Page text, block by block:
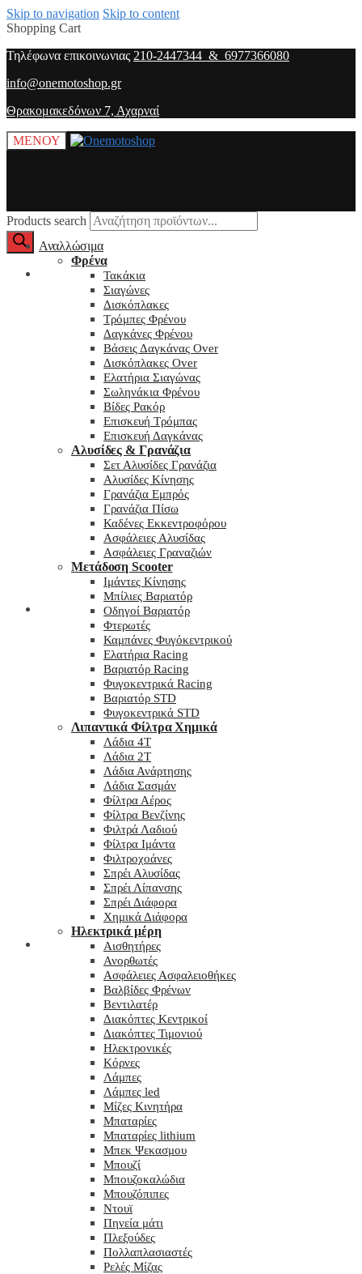
Skip to navigation Skip to content
Shopping Cart
Τηλέφωνα επικοινωνιας 210-2447344 & 6977366080
info@onemotoshop.gr
Θρακομακεδόνων 7, Αχαρναί
ΜΕΝΟΥ
Products search
O λογαριασμός μου
My wishlist
Αναλλώσιμα
Φρένα
Τακάκια
Σιαγώνες
Δισκόπλακες
Τρόμπες Φρένου
Δαγκάνες Φρένου
Βάσεις Δαγκάνας Over
Δισκόπλακες Over
Ελατήρια Σιαγώνας
Σωληνάκια Φρένου
Βίδες Ρακόρ
Επισκευή Τρόμπας
Επισκευή Δαγκάνας
Αλυσίδες & Γρανάζια
Σετ Αλυσίδες Γρανάζια
Αλυσίδες Κίνησης
Γρανάζια Εμπρός
Γρανάζια Πίσω
Καδένες Εκκεντροφόρου
Ασφάλειες Αλυσίδας
Ασφάλειες Γραναζιών
Μετάδοση Scooter
Ιμάντες Κίνησης
Μπίλιες Βαριατόρ
Οδηγοί Βαριατόρ
Φτερωτές
Καμπάνες Φυγόκεντρικού
Ελατήρια Racing
Βαριατόρ Racing
Φυγοκεντρικά Racing
Βαριατόρ STD
Φυγοκεντρικά STD
Λιπαντικά Φίλτρα Χημικά
Λάδια 4T
Λάδια 2T
Λάδια Ανάρτησης
Λάδια Σασμάν
Φίλτρα Αέρος
Φίλτρα Βενζίνης
Φιλτρά Λαδιού
Φίλτρα Ιμάντα
Φιλτροχοάνες
Σπρέι Αλυσίδας
Σπρέι Λίπανσης
Σπρέι Διάφορα
Χημικά Διάφορα
Hλεκτρικά μέρη
Αισθητήρες
Ανορθωτές
Ασφάλειες Ασφαλειοθήκες
Βαλβίδες Φρένων
Βεντιλατέρ
Διακόπτες Κεντρικοί
Διακόπτες Τιμονιού
Ηλεκτρονικές
Κόρνες
Λάμπες
Λάμπες led
Μίζες Κινητήρα
Μπαταρίες
Μπαταρίες lithium
Μπεκ Ψεκασμου
Μπουζί
Μπουζοκαλώδια
Μπουζόπιπες
Ντουϊ
Πηνεία μάτι
Πλεξούδες
Πολλαπλασιαστές
Ρελές Μίζας